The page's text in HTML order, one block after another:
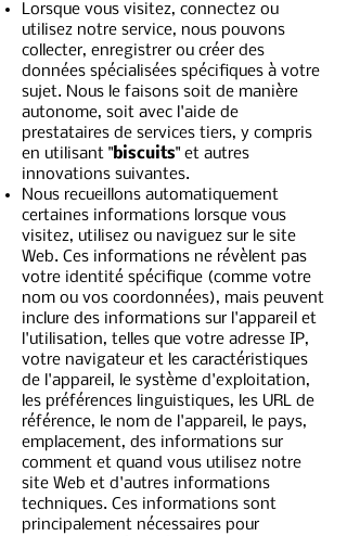
Lorsque vous visitez, connectez ou
utilisez notre service, nous pouvons
collecter, enregistrer ou créer des
données spécialisées spécifiques à votre
sujet. Nous le faisons soit de manière
autonome, soit avec l'aide de
prestataires de services tiers, y compris
en utilisant "biscuits" et autres
innovations suivantes.
Nous recueillons automatiquement
certaines informations lorsque vous
visitez, utilisez ou naviguez sur le site
Web. Ces informations ne révèlent pas
votre identité spécifique (comme votre
nom ou vos coordonnées), mais peuvent
inclure des informations sur l'appareil et
l'utilisation, telles que votre adresse IP,
votre navigateur et les caractéristiques
de l'appareil, le système d'exploitation,
les préférences linguistiques, les URL de
référence, le nom de l'appareil, le pays,
emplacement, des informations sur
comment et quand vous utilisez notre
site Web et d'autres informations
techniques. Ces informations sont
principalement nécessaires pour